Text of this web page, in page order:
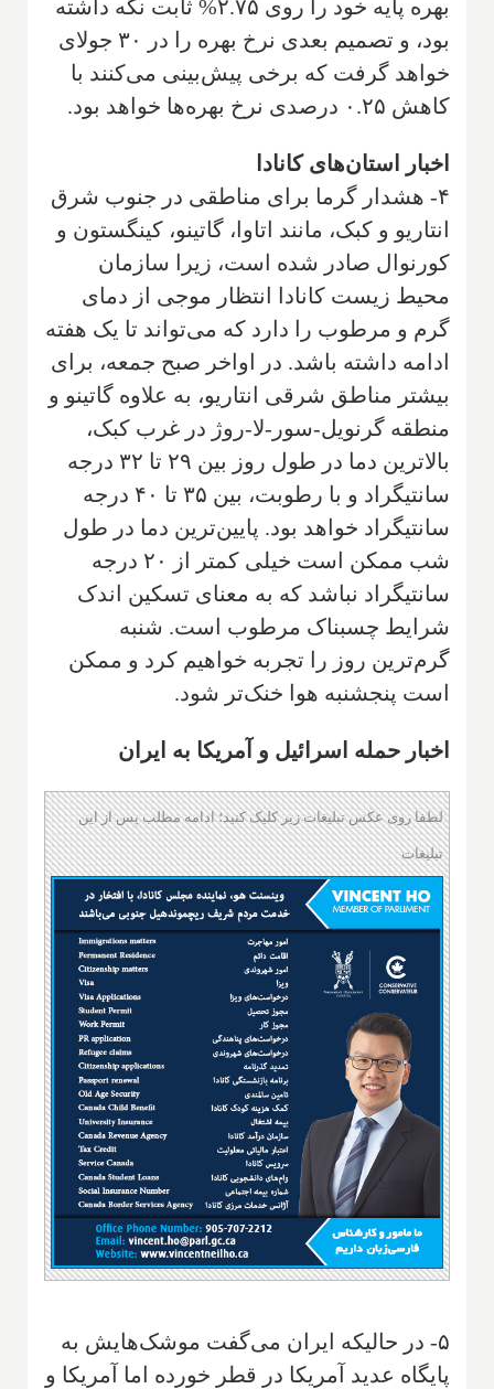
بهره پایه خود را روی ۲.۷۵% ثابت نگه داشته
بود، و تصمیم بعدی نرخ بهره را در ۳۰ جولای
خواهد گرفت که برخی پیش‌بینی می‌کنند با
کاهش ۰.۲۵ درصدی نرخ بهره‌ها خواهد بود.
اخبار استان‌های کانادا
۴- هشدار گرما برای مناطقی در جنوب شرق
انتاریو و کبک، مانند اتاوا، گاتینو، کینگستون و
کورنوال صادر شده است، زیرا سازمان
محیط زیست کانادا انتظار موجی از دمای
گرم و مرطوب را دارد که می‌تواند تا یک هفته
ادامه داشته باشد. در اواخر صبح جمعه، برای
بیشتر مناطق شرقی انتاریو، به علاوه گاتینو و
منطقه گرنویل-سور-لا-روژ در غرب کبک،
بالاترین دما در طول روز بین ۲۹ تا ۳۲ درجه
سانتیگراد و با رطوبت، بین ۳۵ تا ۴۰ درجه
سانتیگراد خواهد بود. پایین‌ترین دما در طول
شب ممکن است خیلی کمتر از ۲۰ درجه
سانتیگراد نباشد که به معنای تسکین اندک
شرایط چسبناک مرطوب است. شنبه
گرم‌ترین روز را تجربه خواهیم کرد و ممکن
است پنجشنبه هوا خنک‌تر شود.
اخبار حمله اسرائیل و آمریکا به ایران
لطفا روی عکس تبلیغات زیر کلیک کنید؛ ادامه مطلب پس از این
تبلیغات
۵- در حالیکه ایران می‌گفت موشک‌هایش به
پایگاه عدید آمریکا در قطر خورده اما آمریکا و